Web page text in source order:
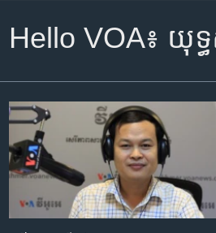
Hello VOA៖ យុទ្